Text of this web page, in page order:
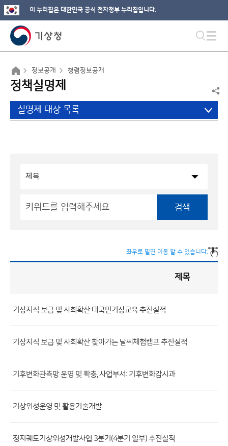
이 누리집은 대한민국 공식 전자정부 누리집입니다.
정보공개 청렴정보공개
정책실명제
실명제 대상 목록
검색
좌우로 밀면 이동 할 수 있습니다.
게
시
판
목
(번
호,
부
서,
첨
제목
기상지식 보급 및 사회확산 대국민기상교육 추진실적
기상지식 보급 및 사회확산 찾아가는 날씨체험캠프 추진실적
기후변화관측망 운영 및 확충, 사업부서: 기후변화감시과
기상위성운영 및 활용기술개발
정지궤도기상위성개발사업 3분기(4분기 일부) 추진실적